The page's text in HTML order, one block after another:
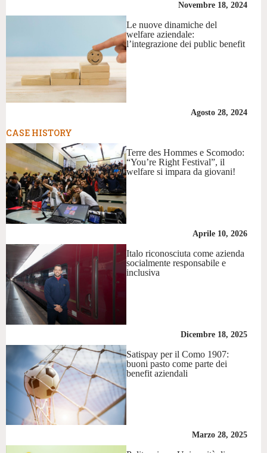
Novembre 18, 2024
Le nuove dinamiche del
welfare aziendale:
l’integrazione dei public benefit
Agosto 28, 2024
CASE HISTORY
Terre des Hommes e Scomodo:
“You’re Right Festival”, il
welfare si impara da giovani!
Aprile 10, 2026
Italo riconosciuta come azienda
socialmente responsabile e
inclusiva
Dicembre 18, 2025
Satispay per il Como 1907:
buoni pasto come parte dei
benefit aziendali
Marzo 28, 2025